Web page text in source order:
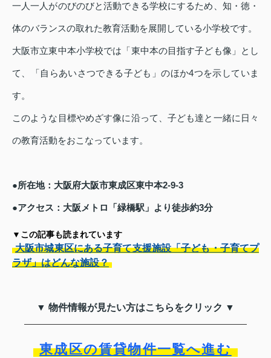
一人一人がのびのびと活動できる学校にするため、知・徳・
体のバランスの取れた教育活動を展開している小学校です。
大阪市立東中本小学校では「東中本の目指す子ども像」とし
て、「自らあいさつできる子ども」のほか4つを示していま
す。
このような目標やめざす像に沿って、子ども達と一緒に日々
の教育活動をおこなっています。
●所在地：大阪府大阪市東成区東中本2-9-3
●アクセス：大阪メトロ「緑橋駅」より徒歩約3分
▼この記事も読まれています
大阪市城東区にある子育て支援施設「子ども・子育てプ
ラザ」はどんな施設？
▼ 物件情報が見たい方はこちらをクリック ▼
東成区の賃貸物件一覧へ進む